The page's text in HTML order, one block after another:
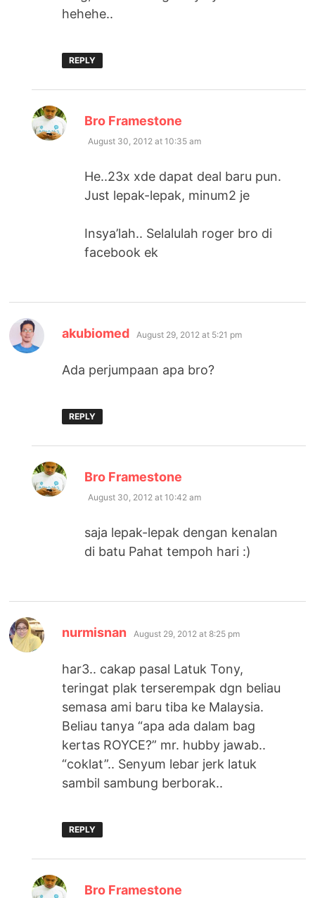
hehehe..
REPLY
Bro Framestone
August 30, 2012 at 10:35 am
He..23x xde dapat deal baru pun.
Just lepak-lepak, minum2 je
Insya’lah.. Selalulah roger bro di
facebook ek
akubiomed says:
August 29, 2012 at 5:21 pm
Ada perjumpaan apa bro?
REPLY
Bro Framestone
August 30, 2012 at 10:42 am
saja lepak-lepak dengan kenalan
di batu Pahat tempoh hari :)
nurmisnan says:
August 29, 2012 at 8:25 pm
har3.. cakap pasal Latuk Tony,
teringat plak terserempak dgn beliau
semasa ami baru tiba ke Malaysia.
Beliau tanya “apa ada dalam bag
kertas ROYCE?” mr. hubby jawab..
“coklat”.. Senyum lebar jerk latuk
sambil sambung berborak..
REPLY
Bro Framestone